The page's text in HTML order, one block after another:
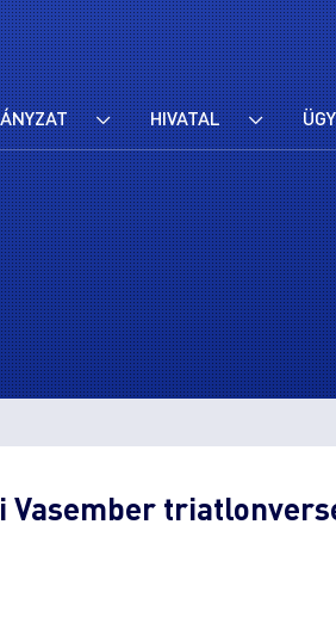
HIVATAL
Vasember